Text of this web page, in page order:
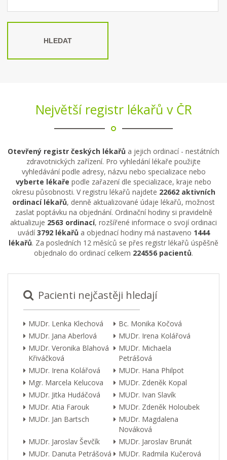
HLEDAT
Největší registr lékařů v ČR
Otevřený registr českých lékařů a jejich ordinací - nestátních
zdravotnických zařízení. Pro vyhledání lékaře použijte
vyhledávání podle adresy, názvu nebo specializace nebo
vyberte lékaře podle zařazení dle specializace, kraje nebo
okresu působnosti. V registru lékařů najdete 22662 aktivních
ordinací lékařů, denně aktualizované údaje lékařů, možnost
zaslat poptávku na objednání. Ordinační hodiny si pravidelně
aktualizuje 2563 ordinací, rozšířené informace o svojí ordinaci
uvádí3792 lékařů a objednací hodiny má nastaveno 1444
lékařů. Za posledních 12 měsíců se přes registr lékařů úspěšně
objednalo do ordinací celkem 224556 pacientů.
Pacienti nejčastěji hledají
MUDr. Lenka Klechová
Bc. Monika Kočová
MUDr. Jana Aberlová
MUDr. Irena Kolářová
MUDr. Veronika Blahová
Křiváčková
MUDr. Michaela
Petrášová
MUDr. Irena Kolářová
MUDr. Hana Philpot
Mgr. Marcela Kelucova
MUDr. Zdeněk Kopal
MUDr. Jitka Hudáčová
MUDr. Ivan Slavík
MUDr. Atia Farouk
MUDr. Zdeněk Holoubek
MUDr. Jan Bartsch
MUDr. Magdalena
Nováková
MUDr. Jaroslav Ševčík
MUDr. Jaroslav Brunát
MUDr. Danuta Petrášová
MUDr. Radmila Kučerová